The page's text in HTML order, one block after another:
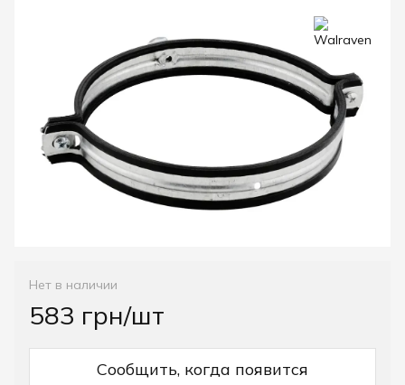
Нет в наличии
583 грн/шт
Сообщить, когда появится